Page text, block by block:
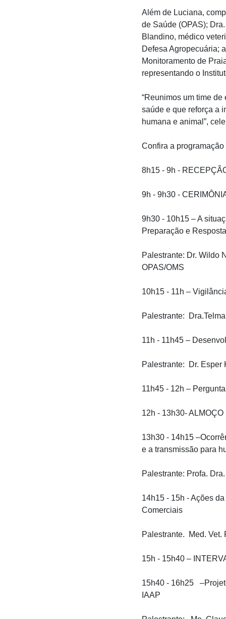
Além de Luciana,
de Saúde (OPAS);
Blandino, médico
Defesa Agropecuária;
Monitoramento de
representando o
“Reunimos um time
saúde e que reforça a
humana e animal”,
Confira a
8h15 - 9h -
9h - 9h30 -
9h30 - 10h15 – A
Preparação e
Palestrante: Dr. Wildo
OPAS/OMS
10h15 - 11h –
Palestrante:
11h - 11h45 –
Palestrante: Dr. Esper
11h45 - 12h –
12h - 13h30- ALMOÇO
13h30 - 14h15
e a transmissão para
Palestrante: Profa.
14h15 - 15h - Ações
Comerciais
Palestrante. Med.
15h - 15h40 –
15h40 - 16h25
IAAP